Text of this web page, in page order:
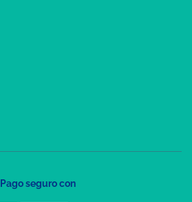
Pago seguro con